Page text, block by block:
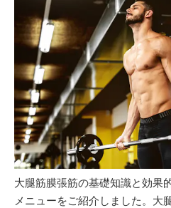
大腿筋膜張筋の基礎知識と効果
メニューをご紹介しました。大